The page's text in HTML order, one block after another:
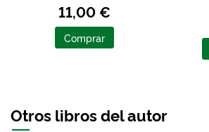
11,00 €
Comprar
Otros libros del autor